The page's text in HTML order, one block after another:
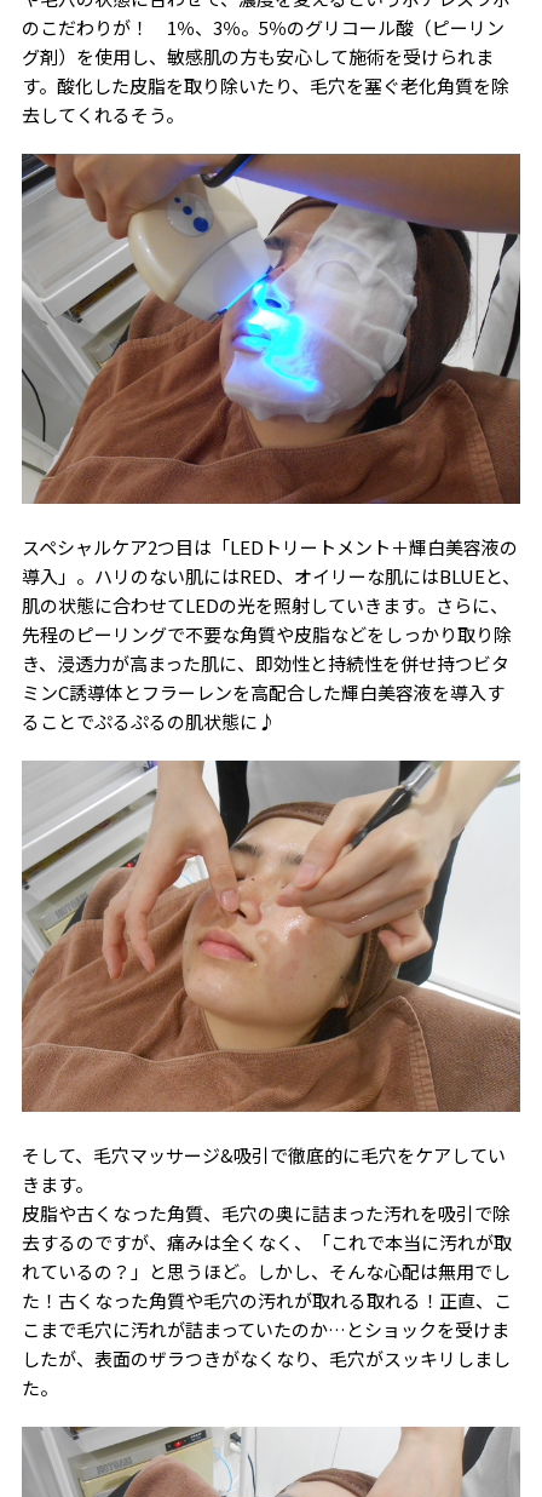
のこだわりが！ 1％、3％。5％のグリコール酸（ピーリン
グ剤）を使用し、敏感肌の方も安心して施術を受けられま
す。酸化した皮脂を取り除いたり、毛穴を塞ぐ老化角質を除
去してくれるそう。
スペシャルケア2つ目は「LEDトリートメント＋輝白美容液の
導入」。ハリのない肌にはRED、オイリーな肌にはBLUEと、
肌の状態に合わせてLEDの光を照射していきます。さらに、
先程のピーリングで不要な角質や皮脂などをしっかり取り除
き、浸透力が高まった肌に、即効性と持続性を併せ持つビタ
ミンC誘導体とフラーレンを高配合した輝白美容液を導入す
ることでぷるぷるの肌状態に♪
そして、毛穴マッサージ&吸引で徹底的に毛穴をケアしてい
きます。
皮脂や古くなった角質、毛穴の奥に詰まった汚れを吸引で除
去するのですが、痛みは全くなく、「これで本当に汚れが取
れているの？」と思うほど。しかし、そんな心配は無用でし
た！古くなった角質や毛穴の汚れが取れる取れる！正直、こ
こまで毛穴に汚れが詰まっていたのか…とショックを受けま
したが、表面のザラつきがなくなり、毛穴がスッキリしまし
た。